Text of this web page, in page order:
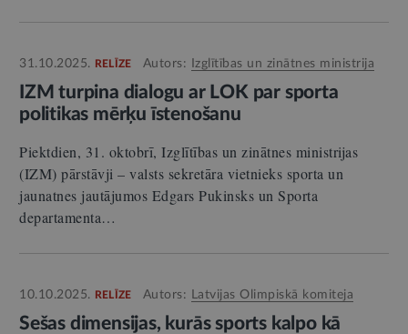
31.10.2025. RELĪZE Autors: Izglītības un zinātnes ministrija
IZM turpina dialogu ar LOK par sporta
politikas mērķu īstenošanu
Piektdien, 31. oktobrī, Izglītības un zinātnes ministrijas
(IZM) pārstāvji – valsts sekretāra vietnieks sporta un
jaunatnes jautājumos Edgars Pukinsks un Sporta
departamenta…
10.10.2025. RELĪZE Autors: Latvijas Olimpiskā komiteja
Sešas dimensijas, kurās sports kalpo kā